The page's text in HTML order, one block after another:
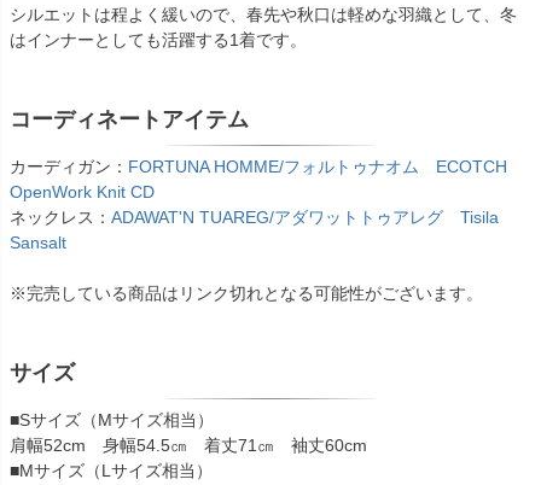
シルエットは程よく緩いので、春先や秋口は軽めな羽織として、冬
はインナーとしても活躍する1着です。
コーディネートアイテム
カーディガン： FORTUNA HOMME/フォルトゥナオム ECOTCH
OpenWork Knit CD
ネックレス： ADAWAT'N TUAREG/アダワットトゥアレグ Tisila
Sansalt
※完売している商品はリンク切れとなる可能性がございます。
サイズ
■Sサイズ（Mサイズ相当）
肩幅52cm 身幅54.5㎝ 着丈71㎝ 袖丈60cm
■Mサイズ（Lサイズ相当）